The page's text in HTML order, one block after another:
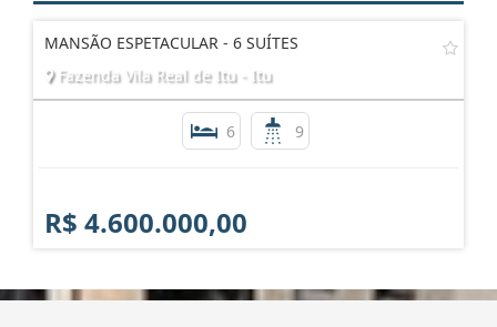
ImóveisRelacionados
MANSÃO ESPETACULAR - 6 SUÍTES
6
R$ 4.600.000,00